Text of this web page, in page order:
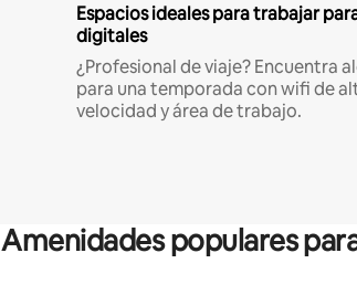
Espacios ideales para trabajar
digitales
¿Profesional de viaje? Encuentra
para una temporada con wifi de
velocidad y área de trabajo.
Amenidades populares